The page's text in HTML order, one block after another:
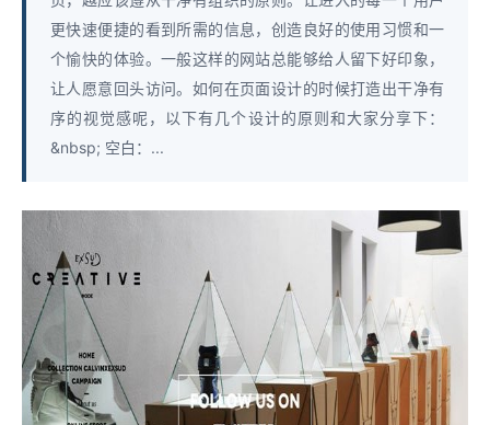
更快速便捷的看到所需的信息，创造良好的使用习惯和一
个愉快的体验。一般这样的网站总能够给人留下好印象，
让人愿意回头访问。如何在页面设计的时候打造出干净有
序的视觉感呢，以下有几个设计的原则和大家分享下：
&nbsp; 空白：...